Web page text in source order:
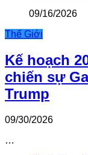
09/16/2026
Thế Giới
Kế hoạch
chiến sự
Trump
09/30/2026
…